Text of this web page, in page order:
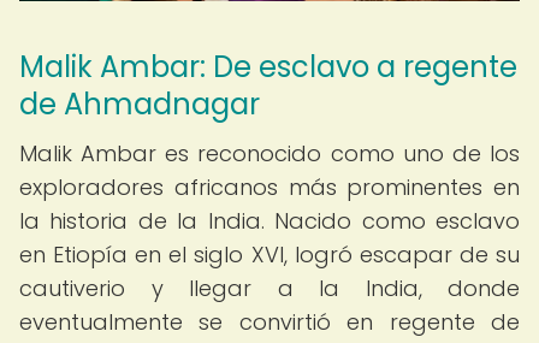
Malik Ambar: De esclavo a regente
de Ahmadnagar
Malik Ambar es reconocido como uno de los
exploradores africanos más prominentes en
la historia de la India. Nacido como esclavo
en Etiopía en el siglo XVI, logró escapar de su
cautiverio y llegar a la India, donde
eventualmente se convirtió en regente de